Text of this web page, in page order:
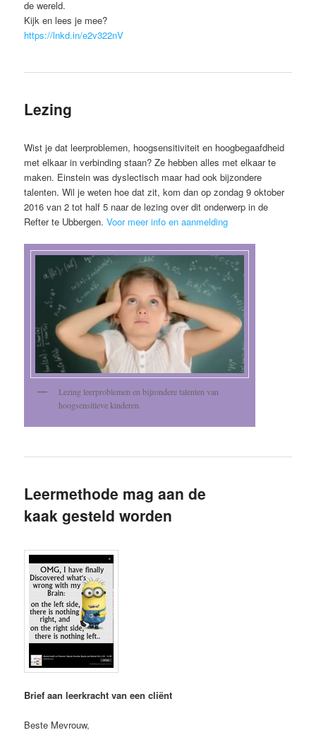
de wereld.
Kijk en lees je mee?
https://lnkd.in/e2v322nV
Lezing
Wist je dat leerproblemen, hoogsensitiviteit en hoogbegaafdheid
met elkaar in verbinding staan? Ze hebben alles met elkaar te
maken. Einstein was dyslectisch maar had ook bijzondere
talenten. Wil je weten hoe dat zit, kom dan op zondag 9 oktober
2016 van 2 tot half 5 naar de lezing over dit onderwerp in de
Refter te Ubbergen.Voor meer info en aanmelding
Lezing leerproblemen en bijzondere talenten van
hoogsensitieve kinderen.
Leermethode mag aan de
kaak gesteld worden
Brief aan leerkracht van een cliënt
Beste Mevrouw,